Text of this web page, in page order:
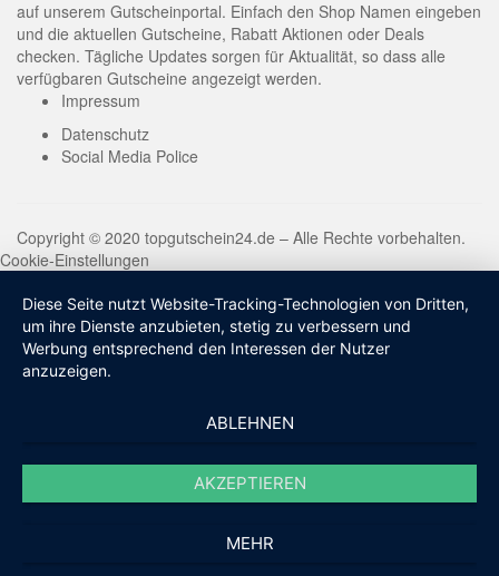
auf unserem Gutscheinportal. Einfach den Shop Namen eingeben
und die aktuellen Gutscheine, Rabatt Aktionen oder Deals
checken. Tägliche Updates sorgen für Aktualität, so dass alle
verfügbaren Gutscheine angezeigt werden.
Impressum
Datenschutz
Social Media Police
Copyright © 2020 topgutschein24.de – Alle Rechte vorbehalten.
Cookie-Einstellungen
Diese Seite nutzt Website-Tracking-Technologien von Dritten,
um ihre Dienste anzubieten, stetig zu verbessern und
Werbung entsprechend den Interessen der Nutzer
anzuzeigen.
ABLEHNEN
AKZEPTIEREN
MEHR